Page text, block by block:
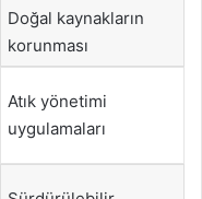
Doğal kaynakların
korunması
Atık yönetimi
uygulamaları